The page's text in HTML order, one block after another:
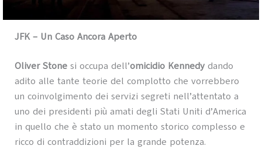
JFK – Un Caso Ancora Aperto
Oliver Stone si occupa dell’omicidio Kennedydando
adito alle tante teorie del complotto che vorrebbero
un coinvolgimento dei servizi segreti nell’attentato a
uno dei presidenti più amati degli Stati Uniti d’America
in quello che è stato un momento storico complesso e
ricco di contraddizioni per la grande potenza.